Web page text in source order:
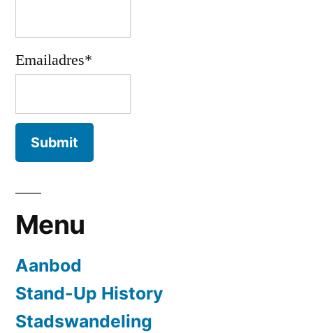
Emailadres*
Menu
Aanbod
Stand-Up History
Stadswandeling